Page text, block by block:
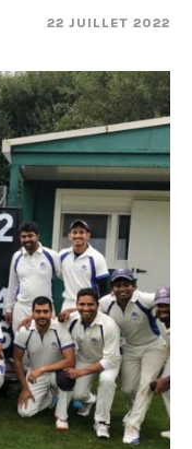
22 JUILLET 2022